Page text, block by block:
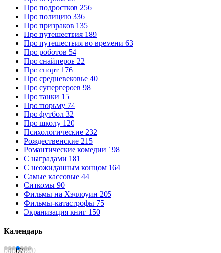
Про подростков 256
Про полицию 336
Про призраков 135
Про путешествия 189
Про путешествия во времени 63
Про роботов 54
Про снайперов 22
Про спорт 176
Про средневековье 40
Про супергероев 98
Про танки 15
Про тюрьму 74
Про футбол 32
Про школу 120
Психологические 232
Рождественские 215
Романтические комедии 198
С наградами 181
С неожиданным концом 164
Самые кассовые 44
Ситкомы 90
Фильмы на Хэллоуин 205
Фильмы-катастрофы 75
Экранизация книг 150
Календарь
04050607080910